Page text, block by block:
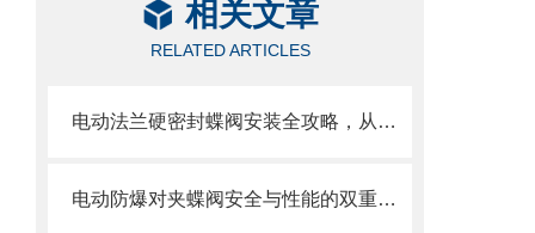
相关文章
RELATED ARTICLES
电动法兰硬密封蝶阀安装全攻略，从基础到调试的精密指南
电动防爆对夹蝶阀安全与性能的双重防线，选型要求全解析